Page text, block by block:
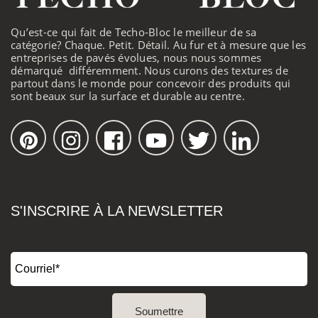
Qu’est-ce qui fait de Techo-Bloc le meilleur de sa
catégorie? Chaque. Petit. Détail. Au fur et à mesure que les
entreprises de pavés évolues, nous nous sommes
démarqué différemment. Nous curons des textures de
partout dans le monde pour concevoir des produits qui
sont beaux sur la surface et durable au centre.
S'INSCRIRE À LA NEWSLETTER